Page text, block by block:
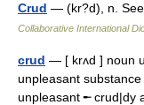
Crud — (kr?d), n.
Collaborative International
crud — [ krʌd ] noun
unpleasant
unpleasant ╾ crud|dy